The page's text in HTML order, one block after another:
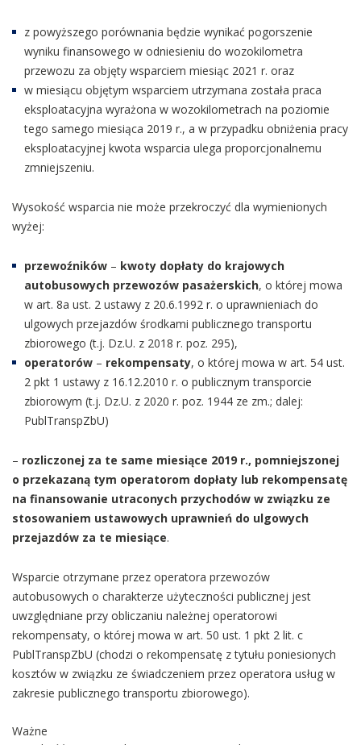
z powyższego porównania będzie wynikać pogorszenie
wyniku finansowego w odniesieniu do wozokilometra
przewozu za objęty wsparciem miesiąc 2021 r. oraz
w miesiącu objętym wsparciem utrzymana została praca
eksploatacyjna wyrażona w wozokilometrach na poziomie
tego samego miesiąca 2019 r., a w przypadku obniżenia pracy
eksploatacyjnej kwota wsparcia ulega proporcjonalnemu
zmniejszeniu.
Wysokość wsparcia nie może przekroczyć dla wymienionych
wyżej:
przewoźników – kwoty dopłaty do krajowych
autobusowych przewozów pasażerskich, o której mowa
w art. 8a ust. 2 ustawy z 20.6.1992 r. o uprawnieniach do
ulgowych przejazdów środkami publicznego transportu
zbiorowego (t.j. Dz.U. z 2018 r. poz. 295),
operatorów – rekompensaty, o której mowa w art. 54 ust.
2 pkt 1 ustawy z 16.12.2010 r. o publicznym transporcie
zbiorowym (t.j. Dz.U. z 2020 r. poz. 1944 ze zm.; dalej:
PublTranspZbU)
– rozliczonej za te same miesiące 2019 r., pomniejszonej
o przekazaną tym operatorom dopłaty lub rekompensatę
na finansowanie utraconych przychodów w związku ze
stosowaniem ustawowych uprawnień do ulgowych
przejazdów za te miesiące.
Wsparcie otrzymane przez operatora przewozów
autobusowych o charakterze użyteczności publicznej jest
uwzględniane przy obliczaniu należnej operatorowi
rekompensaty, o której mowa w art. 50 ust. 1 pkt 2 lit. c
PublTranspZbU (chodzi o rekompensatę z tytułu poniesionych
kosztów w związku ze świadczeniem przez operatora usług w
zakresie publicznego transportu zbiorowego).
Ważne